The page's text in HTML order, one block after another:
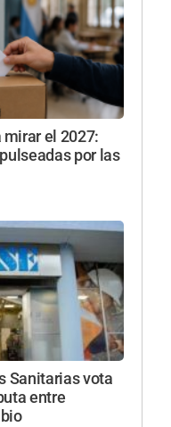
el 2027:
por las
Sanitarias vota
entre